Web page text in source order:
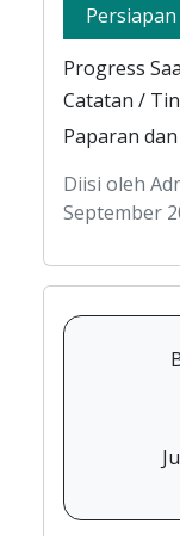
Persiapan
Progress
Catatan /
Paparan
Diisi oleh
September